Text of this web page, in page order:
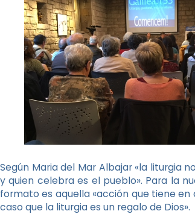
Según Maria del Mar Albajar «la liturgia
y quien celebra es el pueblo». Para la
formato es aquella «acción que tiene
caso que la liturgia es un regalo de Dios».